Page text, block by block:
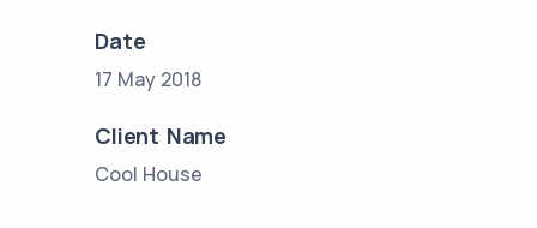
Date
17 May 2018
Client Name
Cool House